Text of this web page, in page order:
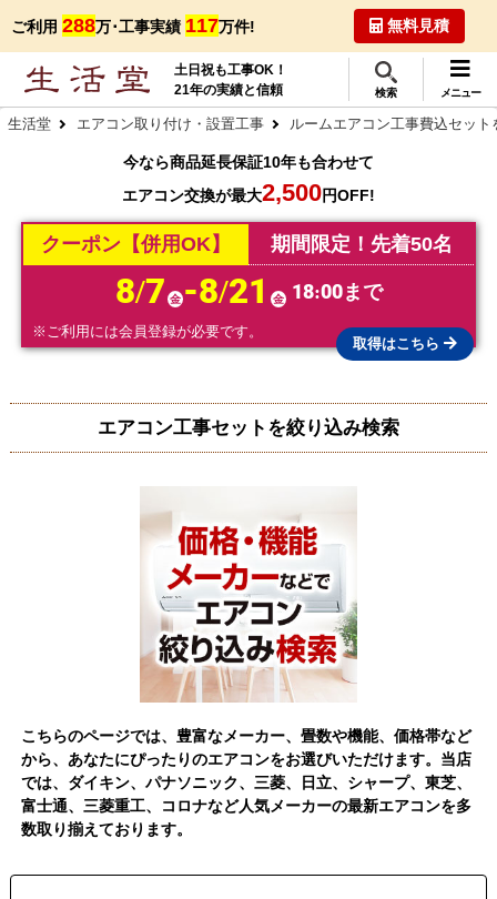
ご利用 288万･工事実績 117万件! 無料見積
土日祝も工事OK！
21年の実績と信頼
検索 メニュー
生活堂 エアコン取り付け・設置工事 ルームエアコン工事費込セット
今なら商品延長保証10年も合わせて
エアコン交換が最大2,500円OFF!
クーポン【併用OK】 期間限定！先着50名
8/7 金-8/21 金 18:00まで
取得はこちら
※ご利用には会員登録が必要です。
エアコン工事セットを絞り込み検索
こちらのページでは、豊富なメーカー、畳数や機能、価格帯など
から、あなたにぴったりのエアコンをお選びいただけます。当店
では、ダイキン、パナソニック、三菱、日立、シャープ、東芝、
富士通、三菱重工、コロナなど人気メーカーの最新エアコンを多
数取り揃えております。